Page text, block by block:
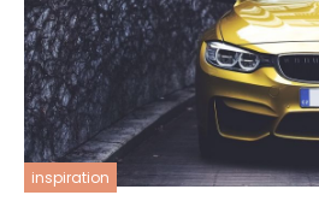
inspiration